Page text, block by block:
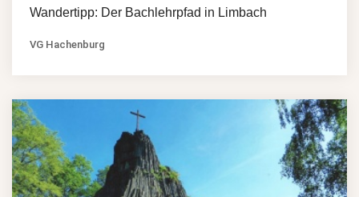
Wandertipp: Der Bachlehrpfad in Limbach
VG Hachenburg